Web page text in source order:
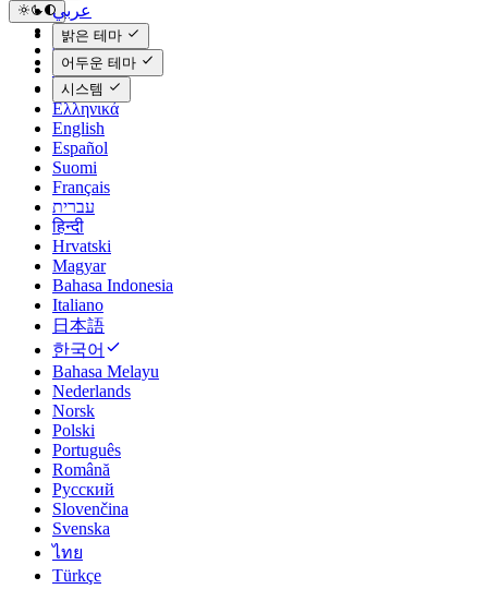
عربي
Català
Čeština
Dansk
Deutsch
Ελληνικά
English
Español
Suomi
Français
עברית
हिन्दी
Hrvatski
Magyar
Bahasa Indonesia
Italiano
日本語
한국어
Bahasa Melayu
Nederlands
Norsk
Polski
Português
Română
Русский
Slovenčina
Svenska
ไทย
Türkçe
밝은 테마
어두운 테마
시스템